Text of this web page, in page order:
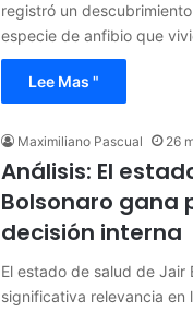
registró un
especie de anfibio que
Lee Mas "
Maximiliano Pascual 26
Análisis: El
Bolsonaro gana
decisión interna
El estado de salud de Jair
significativa relevancia en